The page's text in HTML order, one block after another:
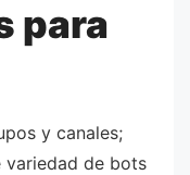
para
y canales;
variedad de bots